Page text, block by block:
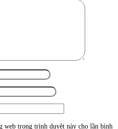
web trong trình duyệt này cho lần bình